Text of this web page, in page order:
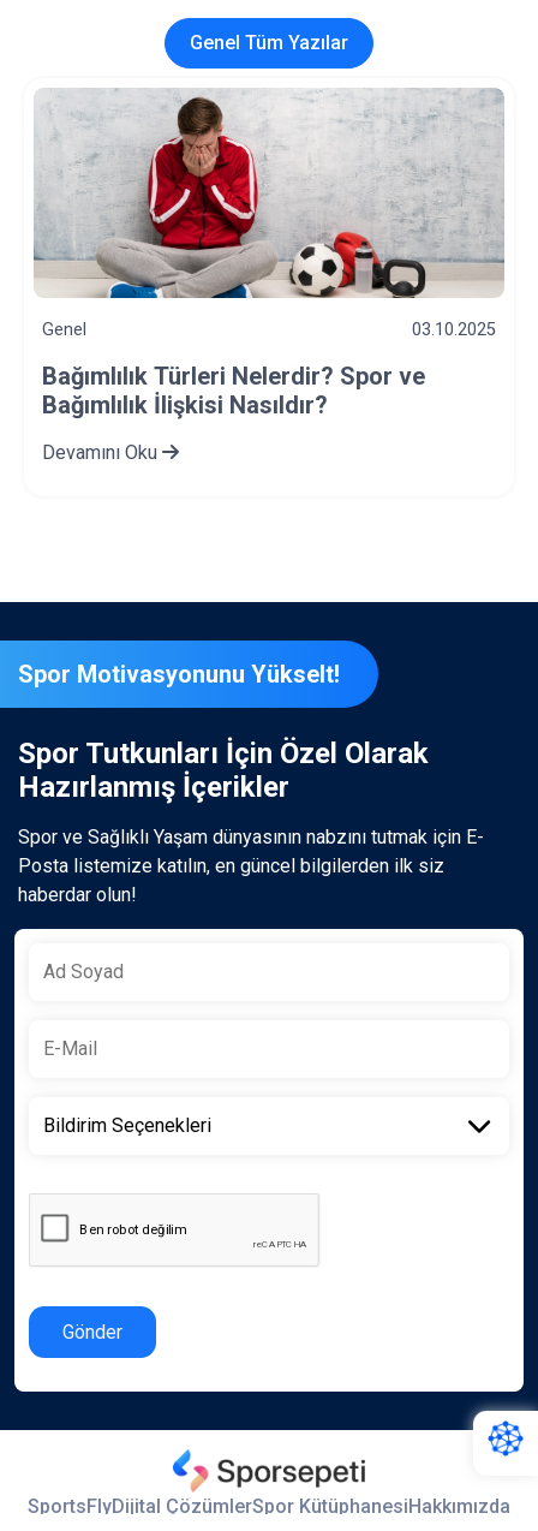
Genel Tüm Yazılar
Genel 03.10.2025
Bağımlılık Türleri Nelerdir? Spor ve
Bağımlılık İlişkisi Nasıldır?
Devamını Oku
Spor Motivasyonunu Yükselt!
Spor Tutkunları İçin Özel Olarak
Hazırlanmış İçerikler
Spor ve Sağlıklı Yaşam dünyasının nabzını tutmak için E-
Posta listemize katılın, en güncel bilgilerden ilk siz
haberdar olun!
Gönder
SportsFlyDijital ÇözümlerSpor Kütüphanesi Hakkımızda